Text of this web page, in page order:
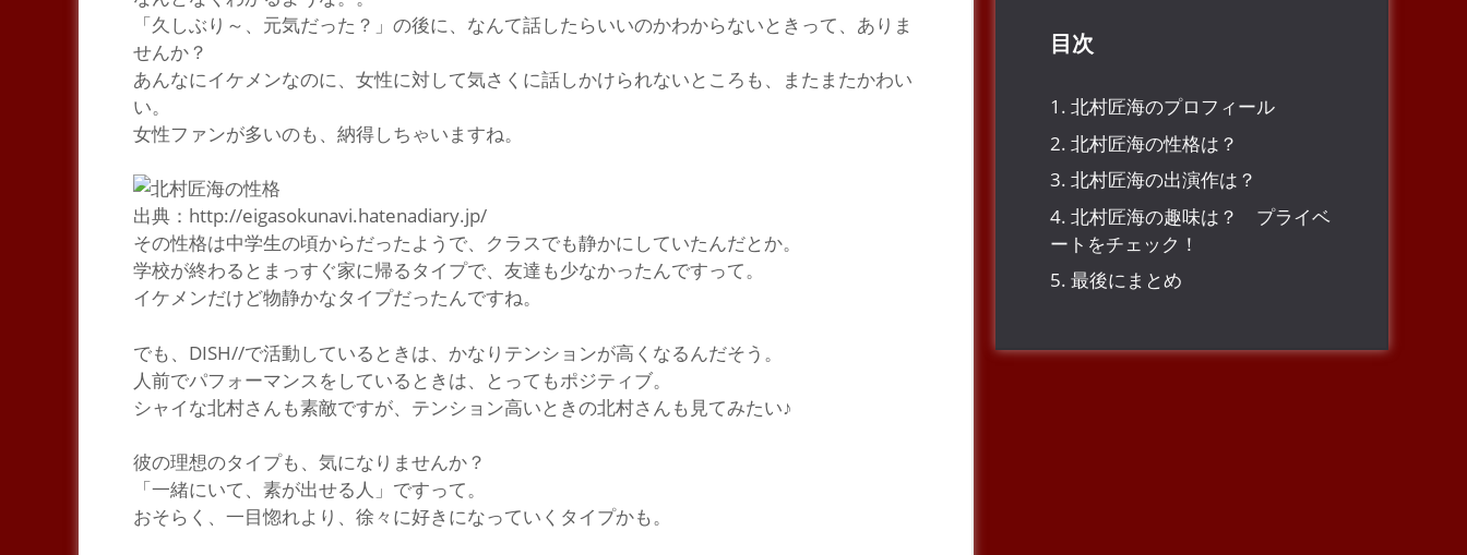
「久しぶり～、元気だった？」の後に、なんて話したらいいのかわからないときって、ありま
せんか？
あんなにイケメンなのに、女性に対して気さくに話しかけられないところも、またまたかわい
い。
女性ファンが多いのも、納得しちゃいますね。
出典：http://eigasokunavi.hatenadiary.jp/
その性格は中学生の頃からだったようで、クラスでも静かにしていたんだとか。
学校が終わるとまっすぐ家に帰るタイプで、友達も少なかったんですって。
イケメンだけど物静かなタイプだったんですね。
でも、DISH//で活動しているときは、かなりテンションが高くなるんだそう。
人前でパフォーマンスをしているときは、とってもポジティブ。
シャイな北村さんも素敵ですが、テンション高いときの北村さんも見てみたい♪
彼の理想のタイプも、気になりませんか？
「一緒にいて、素が出せる人」 ですって。
おそらく、一目惚れより、徐々に好きになっていくタイプかも。
目次
1. 北村匠海のプロフィール
2. 北村匠海の性格は？
3. 北村匠海の出演作は？
4. 北村匠海の趣味は？ プライベ
ートをチェック！
5. 最後にまとめ